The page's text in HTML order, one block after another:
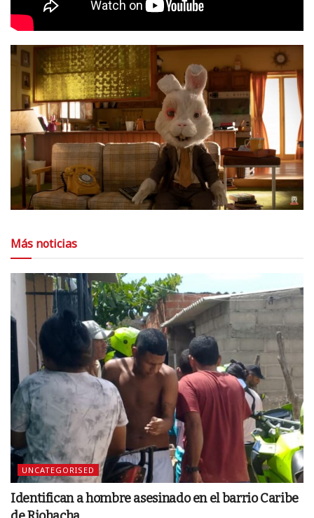
Más noticias
UNCATEGORISED
Identifican a hombre asesinado en el barrio Caribe